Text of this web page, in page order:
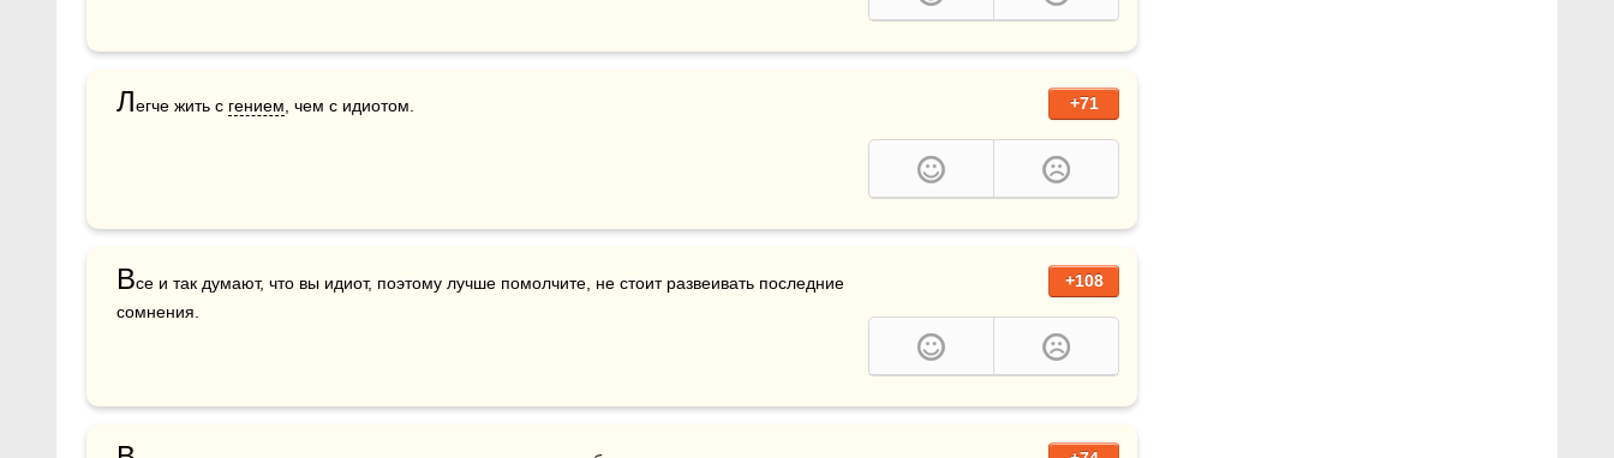
+71
Легче жить с гением , чем с идиотом.
+108
Все и так думают, что вы идиот, поэтому лучше помолчите, не стоит развеивать последние
сомнения.